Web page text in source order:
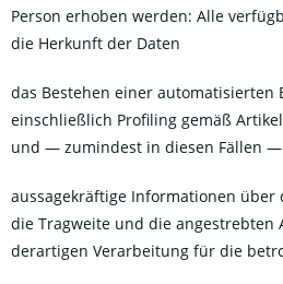
Person erhoben werden: Alle
die Herkunft der Daten
das Bestehen einer automatisierten
einschließlich Profiling gemäß Artikel
und — zumindest in diesen Fällen —
aussagekräftige Informationen über
die Tragweite und die angestrebten
derartigen Verarbeitung für die